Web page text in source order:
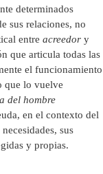
determinados
sus relaciones, no
entre acreedor y
que articula todas las
el funcionamiento
que lo vuelve
del hombre
en el contexto del
sus
y propias.